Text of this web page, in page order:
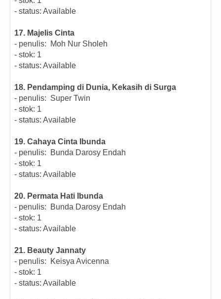
- status: Available
17. Majelis Cinta
- penulis: Moh Nur Sholeh
- stok: 1
- status: Available
18. Pendamping di Dunia, Kekasih di Surga
- penulis: Super Twin
- stok: 1
- status: Available
19. Cahaya Cinta Ibunda
- penulis: Bunda Darosy Endah
- stok: 1
- status: Available
20. Permata Hati Ibunda
- penulis:
Bunda Darosy Endah
- stok: 1
- status: Available
21. Beauty Jannaty
- penulis:
Keisya Avicenna
- stok: 1
- status: Available